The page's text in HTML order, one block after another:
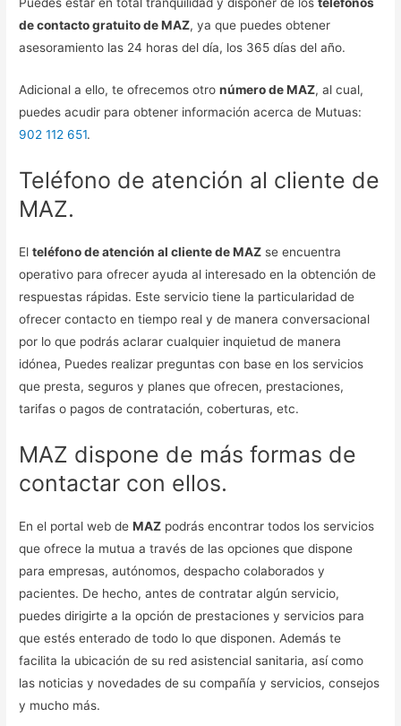
de contacto gratuito de MAZ, ya que puedes obtener
asesoramiento las 24 horas del día, los 365 días del año.
Adicional a ello, te ofrecemos otronúmero de MAZ, al cual,
puedes acudir para obtener información acerca de Mutuas:
902 112 651.
Teléfono de atención al cliente de
MAZ.
Elteléfono de atención al cliente de MAZ se encuentra
operativo para ofrecer ayuda al interesado en la obtención de
respuestas rápidas. Este servicio tiene la particularidad de
ofrecer contacto en tiempo real y de manera conversacional
por lo que podrás aclarar cualquier inquietud de manera
idónea, Puedes realizar preguntas con base en los servicios
que presta, seguros y planes que ofrecen, prestaciones,
tarifas o pagos de contratación, coberturas, etc.
MAZ dispone de más formas de
contactar con ellos.
En el portal web deMAZ podrás encontrar todos los servicios
que ofrece la mutua a través de las opciones que dispone
para empresas, autónomos, despacho colaborados y
pacientes. De hecho, antes de contratar algún servicio,
puedes dirigirte a la opción de prestaciones y servicios para
que estés enterado de todo lo que disponen. Además te
facilita la ubicación de su red asistencial sanitaria, así como
las noticias y novedades de su compañía y servicios, consejos
y mucho más.